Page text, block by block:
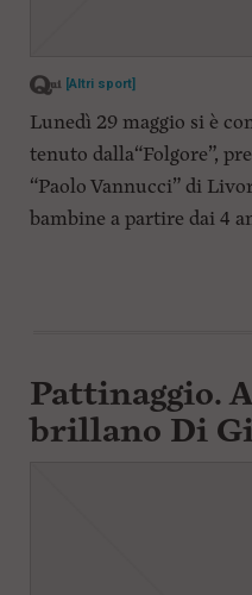
[Altri sport]
Lunedì 29 maggio si è
tenuto dalla“Folgore”,
“Paolo Vannucci” di
bambine a partire dai 4
Pattinaggio.
brillano Di